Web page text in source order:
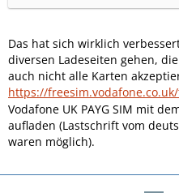
Das hat sich wirklich
diversen Ladeseiten gehen,
auch nicht alle Karten
https://
Vodafone UK PAYG SIM mit
aufladen (Lastschrift vom
waren möglich).